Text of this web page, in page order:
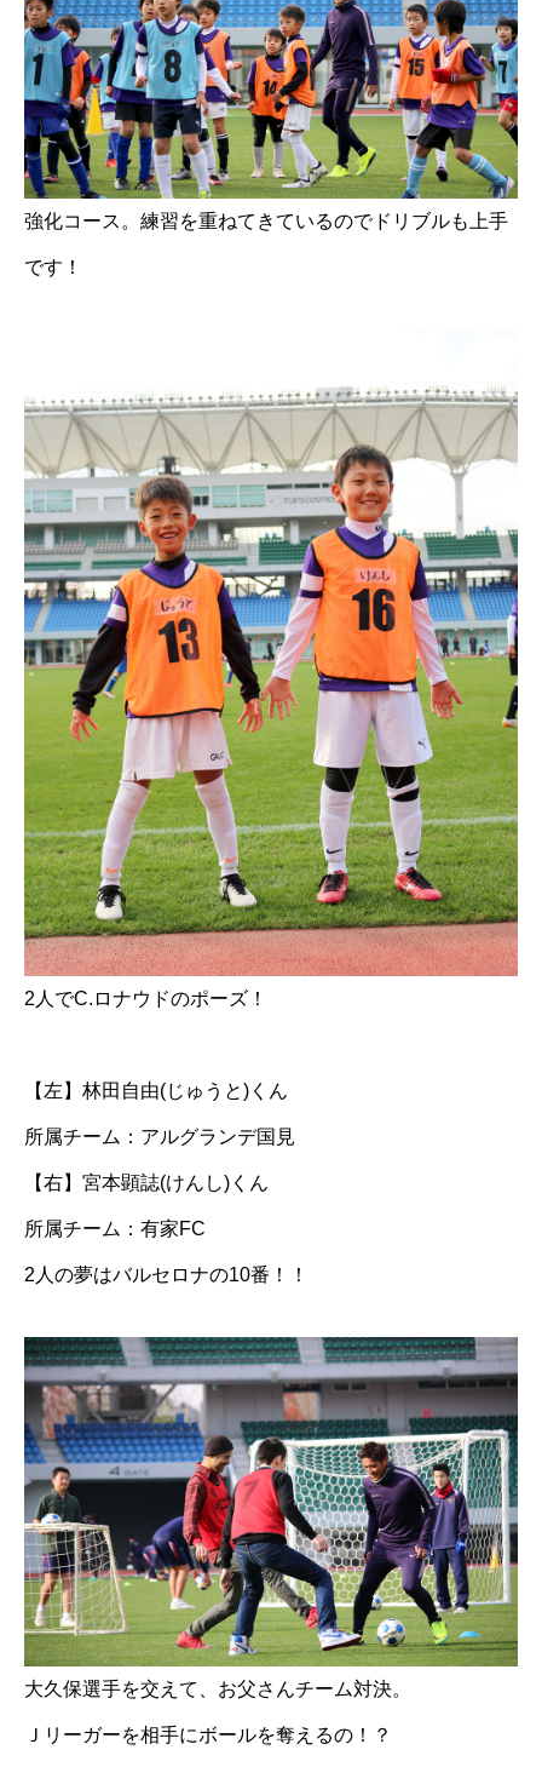
強化コース。練習を重ねてきているのでドリブルも上手
です！
2人でC.ロナウドのポーズ！
【左】林田自由(じゅうと)くん
所属チーム：アルグランデ国見
【右】宮本顕誌(けんし)くん
所属チーム：有家FC
2人の夢はバルセロナの10番！！
大久保選手を交えて、お父さんチーム対決。
Ｊリーガーを相手にボールを奪えるの！？